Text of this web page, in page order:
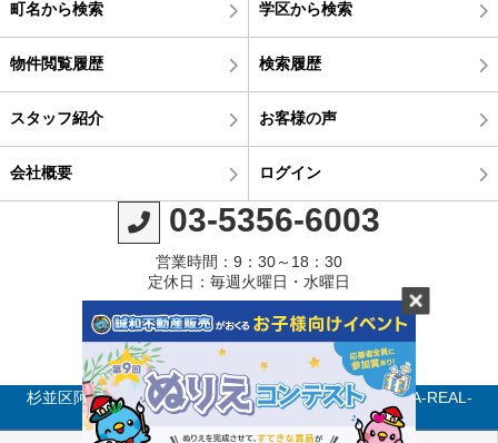
町名から検索 学区から検索
物件閲覧履歴 検索履歴
スタッフ紹介 お客様の声
会社概要 ログイン
03-5356-6003
営業時間：9：30～18：30
定休日：毎週火曜日・水曜日
杉並区阿佐ヶ谷・南阿佐ヶ谷の不動産のことなら SEIWA-REAL-
ESTATE All Rights reserved.